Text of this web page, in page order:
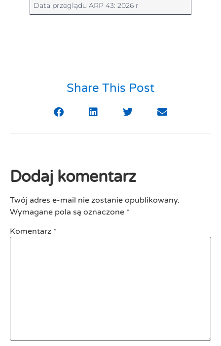
Data przeglądu ARP 43: 2026 r
Share This Post
Dodaj komentarz
Twój adres e-mail nie zostanie opublikowany.
Wymagane pola są oznaczone *
Komentarz *